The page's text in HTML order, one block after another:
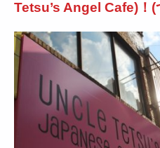
Tetsu’s Angel Cafe)！